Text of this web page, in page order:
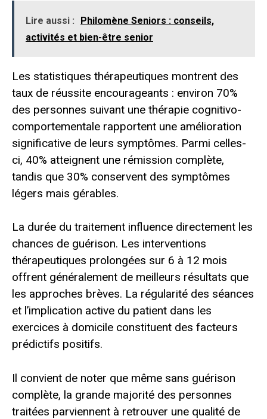
Lire aussi :
Philomène Seniors : conseils,
activités et bien-être senior
Les statistiques thérapeutiques montrent des
taux de réussite encourageants : environ 70%
des personnes suivant une thérapie cognitivo-
comportementale rapportent une amélioration
significative de leurs symptômes. Parmi celles-
ci, 40% atteignent une rémission complète,
tandis que 30% conservent des symptômes
légers mais gérables.
La durée du traitement influence directement les
chances de guérison. Les interventions
thérapeutiques prolongées sur 6 à 12 mois
offrent généralement de meilleurs résultats que
les approches brèves. La régularité des séances
et l’implication active du patient dans les
exercices à domicile constituent des facteurs
prédictifs positifs.
Il convient de noter que même sans guérison
complète, la grande majorité des personnes
traitées parviennent à retrouver une qualité de